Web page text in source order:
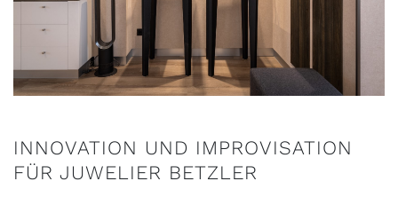
INNOVATION UND IMPROVISATION
FÜR JUWELIER BETZLER